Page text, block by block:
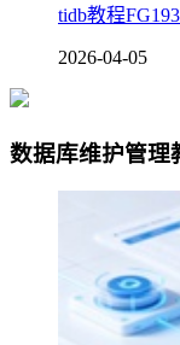
tidb教程
2026-04-05
数据库维护管理